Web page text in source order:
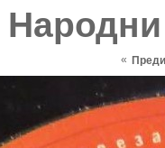
«